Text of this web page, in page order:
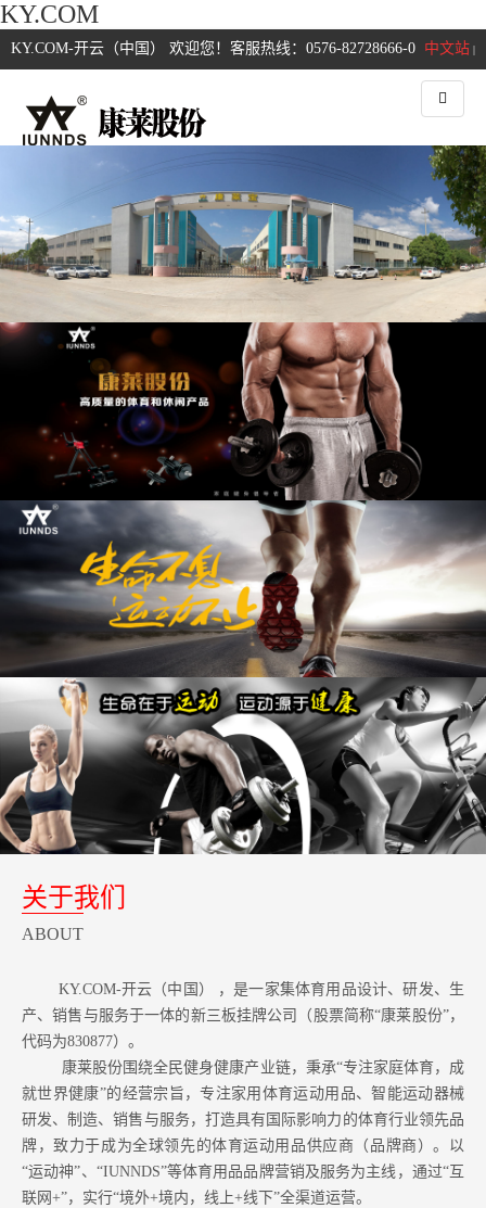
KY.COM
中文站 |
KY.COM-开云（中国） 欢迎您！客服热线：0576-82728666-0
关于我们
ABOUT
KY.COM-开云（中国） ，是一家集体育用品设计、研发、生
产、销售与服务于一体的新三板挂牌公司（股票简称“康莱股份”，
代码为830877）。
康莱股份围绕全民健身健康产业链，秉承“专注家庭体育，成
就世界健康”的经营宗旨，专注家用体育运动用品、智能运动器械
研发、制造、销售与服务，打造具有国际影响力的体育行业领先品
牌，致力于成为全球领先的体育运动用品供应商（品牌商）。以
“运动神”、“IUNNDS”等体育用品品牌营销及服务为主线，通过“互
联网+”，实行“境外+境内，线上+线下”全渠道运营。